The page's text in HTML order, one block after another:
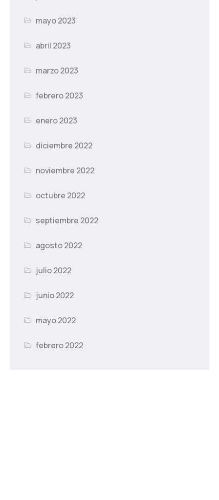
mayo 2023
abril 2023
marzo 2023
febrero 2023
enero 2023
diciembre 2022
noviembre 2022
octubre 2022
septiembre 2022
agosto 2022
julio 2022
junio 2022
mayo 2022
febrero 2022